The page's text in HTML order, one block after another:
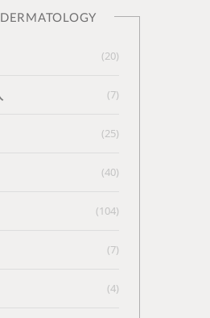
(20)
(7)
(25)
(40)
(104)
(7)
(4)